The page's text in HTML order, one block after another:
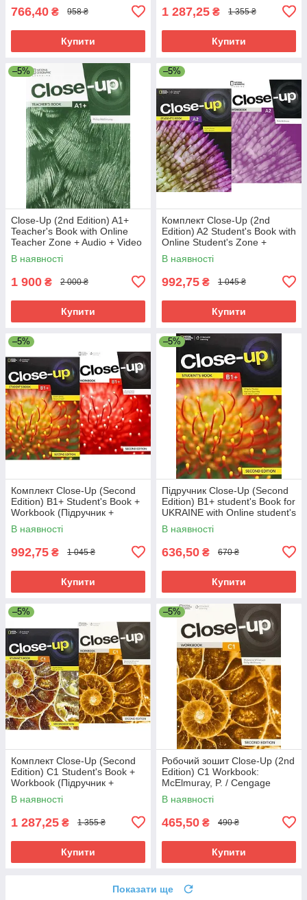
766,40 ₴ 958 ₴
Купити
1 287,25 ₴ 1 355 ₴
Купити
–5%
Close-Up (2nd Edition) A1+
Teacher's Book with Online
Teacher Zone + Audio + Video
Discs / Книга для учителя
В наявності
1 900 ₴ 2 000 ₴
Купити
–5%
Комплект Close-Up (2nd
Edition) A2 Student's Book with
Online Student's Zone +
Workbook (Підручник +
зошит)
В наявності
992,75 ₴ 1 045 ₴
Купити
–5%
Комплект Close-Up (Second
Edition) B1+ Student's Book +
Workbook (Підручник +
зошит)
В наявності
992,75 ₴ 1 045 ₴
Купити
–5%
Підручник Close-Up (Second
Edition) B1+ student's Book for
UKRAINE with Online student's
Zone / для України
В наявності
636,50 ₴ 670 ₴
Купити
–5%
Комплект Close-Up (Second
Edition) C1 Student's Book +
Workbook (Підручник +
зошит) Healan, A., Gormley, K.
В наявності
1 287,25 ₴ 1 355 ₴
Купити
–5%
Робочий зошит Close-Up (2nd
Edition) C1 Workbook:
McElmuray, P. / Cengage
Learning
В наявності
465,50 ₴ 490 ₴
Купити
Показати ще